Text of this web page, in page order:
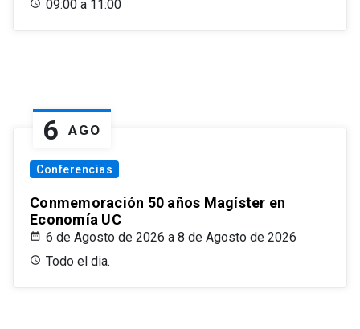
09:00 a 11:00
6 AGO
Conferencias
Conmemoración 50 años Magíster en
Economía UC
6 de Agosto de 2026 a 8 de Agosto de 2026
Todo el dia.